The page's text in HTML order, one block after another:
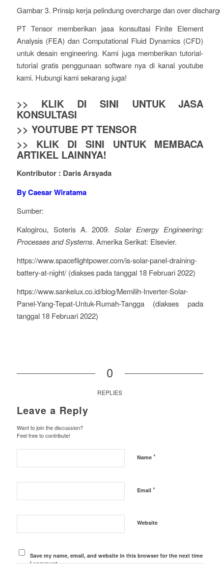
Gambar 3. Prinsip kerja pelindung overcharge dan over
PT Tensor memberikan jasa konsultasi Finite Element
Analysis (FEA) dan Computational Fluid Dynamics (CFD)
untuk desain engineering. Kami juga memberikan tutorial-
tutorial gratis penggunaan software nya di kanal youtube
kami. Hubungi kami sekarang juga!
>> KLIK DI SINI UNTUK JASA
KONSULTASI
>> YOUTUBE PT TENSOR
>> KLIK DI SINI UNTUK MEMBACA
ARTIKEL LAINNYA!
Kontributor : Daris Arsyada
By Caesar Wiratama
Sumber:
Kalogirou, Soteris A. 2009.Solar Energy Engineering:
Processes and Systems. Amerika Serikat: Elsevier.
https://www.spaceflightpower.com/is-solar-panel-draining-
battery-at-night/ (diakses pada tanggal 18 Februari 2022)
https://www.sankelux.co.id/blog/Memilih-Inverter-Solar-
Panel-Yang-Tepat-Untuk-Rumah-Tangga (diakses pada
tanggal 18 Februari 2022)
0
REPLIES
Leave a Reply
Want to join the discussion?
Feel free to contribute!
Name *
Email *
Website
Save my name, email, and website in this browser for the next time
I comment.